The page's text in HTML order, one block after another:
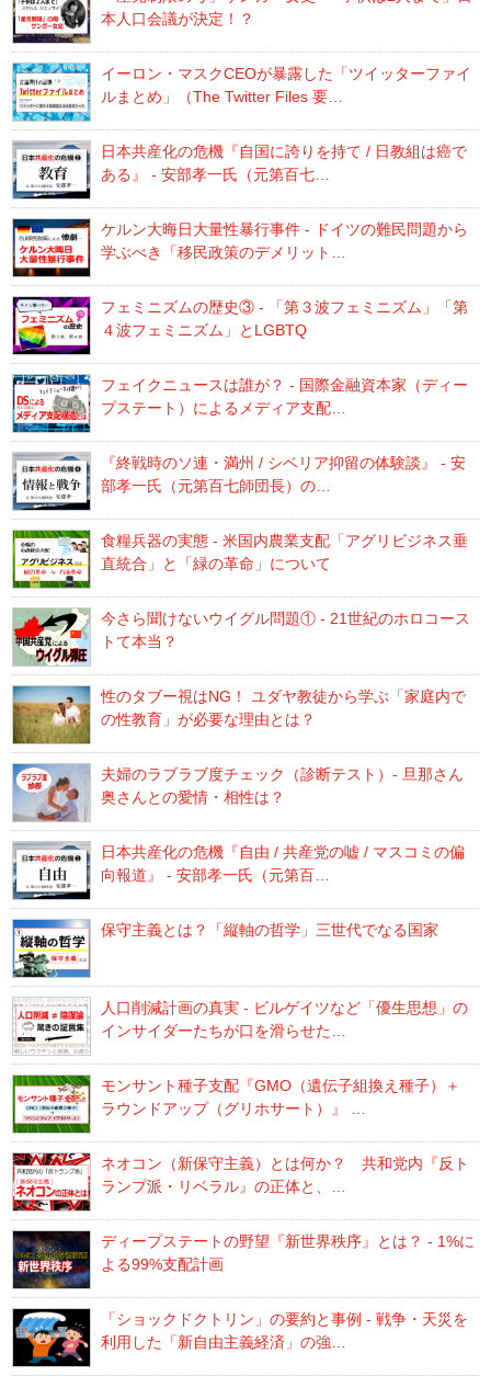
本人口会議が決定！？
イーロン・マスクCEOが暴露した「ツイッターファイ
ルまとめ」（The Twitter Files 要…
日本共産化の危機『自国に誇りを持て / 日教組は癌で
ある』 - 安部孝一氏（元第百七…
ケルン大晦日大量性暴行事件 - ドイツの難民問題から
学ぶべき「移民政策のデメリット…
フェミニズムの歴史③ - 「第３波フェミニズム」「第
４波フェミニズム」とLGBTQ
フェイクニュースは誰が？ - 国際金融資本家（ディー
プステート）によるメディア支配…
『終戦時のソ連・満州 / シベリア抑留の体験談』 - 安
部孝一氏（元第百七師団長）の…
食糧兵器の実態 - 米国内農業支配「アグリビジネス垂
直統合」と「緑の革命」について
今さら聞けないウイグル問題① - 21世紀のホロコース
トて本当？
性のタブー視はNG！ ユダヤ教徒から学ぶ「家庭内で
の性教育」が必要な理由とは？
夫婦のラブラブ度チェック（診断テスト）- 旦那さん
奥さんとの愛情・相性は？
日本共産化の危機『自由 / 共産党の嘘 / マスコミの偏
向報道』 - 安部孝一氏（元第百…
保守主義とは？「縦軸の哲学」三世代でなる国家
人口削減計画の真実 - ビルゲイツなど「優生思想」の
インサイダーたちが口を滑らせた…
モンサント種子支配『GMO（遺伝子組換え種子）＋
ラウンドアップ（グリホサート）』 …
ネオコン（新保守主義）とは何か？ 共和党内『反ト
ランプ派・リベラル』の正体と、…
ディープステートの野望『新世界秩序』とは？ - 1%に
よる99%支配計画
「ショックドクトリン」の要約と事例 - 戦争・天災を
利用した「新自由主義経済」の強…